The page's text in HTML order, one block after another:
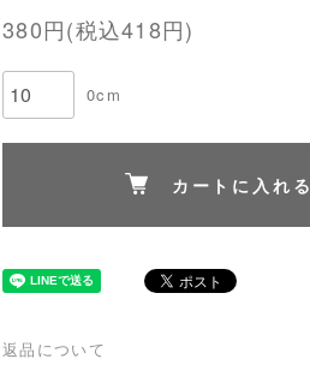
380円(税込418円)
0cm
カートに入れる
返品について